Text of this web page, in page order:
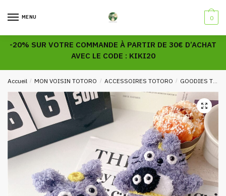
MENU 0
-20% SUR VOTRE COMMANDE À PARTIR DE 30€ D’ACHAT
AVEC LE CODE : KIKI20
Accueil / MON VOISIN TOTORO / ACCESSOIRES TOTORO / GOODIES TOTORO
🔍